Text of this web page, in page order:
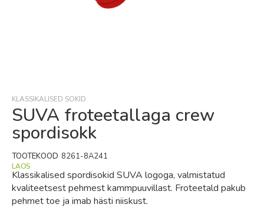
of
the
images
gallery
KLASSIKALISED SOKID
SUVA froteetallaga crew
spordisokk
Klassikalised spordisokid SUVA logoga, valmistatud
kvaliteetsest pehmest kammpuuvillast. Froteetald pakub
pehmet toe ja imab hästi niiskust.
LAOS
TOOTEKOOD 8261-8A241